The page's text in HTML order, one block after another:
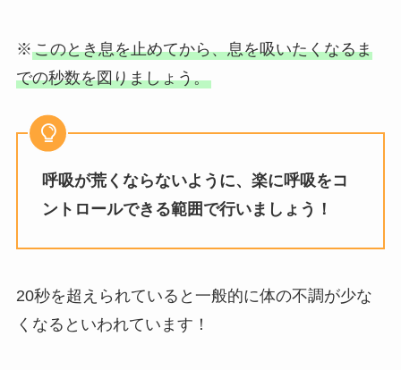
※このとき息を止めてから、息を吸いたくなるま
での秒数を図りましょう。
呼吸が荒くならないように、楽に呼吸をコ
ントロールできる範囲で行いましょう！
20秒を超えられていると一般的に体の不調が少な
くなるといわれています！